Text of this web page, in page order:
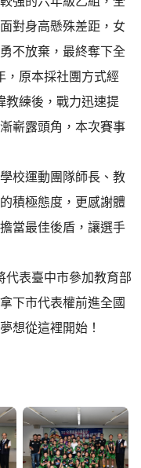
對身高懸殊差距，女
不放棄，最終奪下全
，原本採社團方式經
教練後，戰力迅速提
嶄露頭角，本次賽事
校運動團隊師長、教
積極態度，更感謝體
當最佳後盾，讓選手
表臺中市參加教育部
下市代表權前進全國
想從這裡開始！